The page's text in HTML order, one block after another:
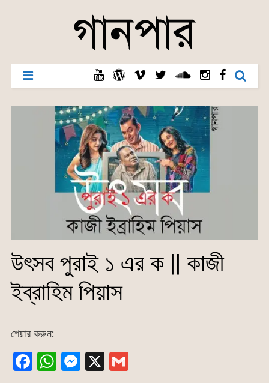
উৎসব পুরাই ১ এর ক || কাজী
ইব্রাহিম পিয়াস
শেয়ার করুন:
F W M X G